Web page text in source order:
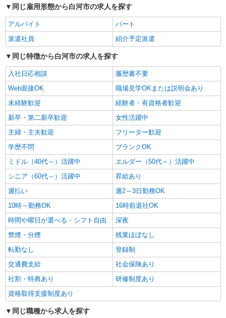
株式会社kotrio /●SD-H-1993195
白河市｜サ高住STAFF＊落ち着いた雰囲気で
ゆったりお仕事♪
時給1350円〜2062円 ＜日払い有/週払い有/交
通費全支給(ガソリン代含む)＞
白河市
キープ 詳細を見る
同じ雇用形態から白河市の求人を探す
アルバイト
パート
派遣社員
紹介予定派遣
同じ特徴から白河市の求人を探す
入社日応相談
履歴書不要
Web面接OK
職場見学OKまたは説明会あり
未経験歓迎
経験者・有資格者歓迎
新卒・第二新卒歓迎
女性活躍中
主婦・主夫歓迎
フリーター歓迎
学歴不問
ブランクOK
ミドル（40代～）活躍中
エルダー（50代～）活躍中
シニア（60代～）活躍中
昇給あり
週払い
週2～3日勤務OK
10時～勤務OK
16時前退社OK
時間や曜日が選べる・シフト自由
深夜
禁煙・分煙
残業ほぼなし
転勤なし
登録制
交通費支給
社会保険あり
社割・特典あり
研修制度あり
資格取得支援制度あり
同じ職種から求人を探す